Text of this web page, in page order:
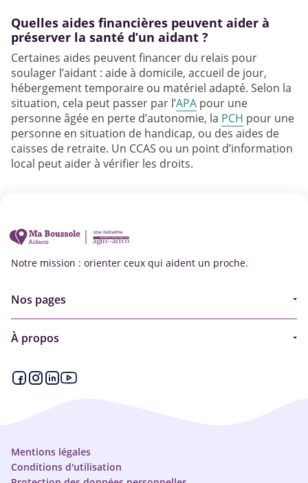
Quelles aides financières peuvent aider à
préserver la santé d’un aidant ?
Certaines aides peuvent financer du relais pour
soulager l’aidant : aide à domicile, accueil de jour,
hébergement temporaire ou matériel adapté. Selon la
situation, cela peut passer par l’APA pour une
personne âgée en perte d’autonomie, la PCH pour une
personne en situation de handicap, ou des aides de
caisses de retraite. Un CCAS ou un point d’information
local peut aider à vérifier les droits.
Notre mission : orienter ceux qui aident un proche.
Nos pages
Aides financières et congés
À propos
Qui sommes-nous ?
Mentions légales
Conditions d'utilisation